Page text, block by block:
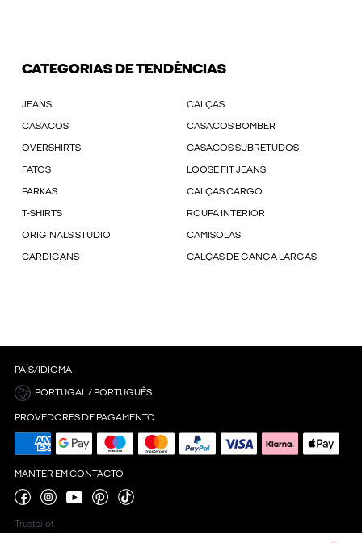
CATEGORIAS DE TENDÊNCIAS
JEANS CALÇAS
CASACOS CASACOS BOMBER
OVERSHIRTS CASACOS SUBRETUDOS
FATOS LOOSE FIT JEANS
PARKAS CALÇAS CARGO
T-SHIRTS ROUPA INTERIOR
ORIGINALS STUDIO CAMISOLAS
CARDIGANS CALÇAS DE GANGA LARGAS
PAÍS/IDIOMA
PORTUGAL / PORTUGUÊS
PROVEDORES DE PAGAMENTO
MANTER EM CONTACTO
Trustpilot